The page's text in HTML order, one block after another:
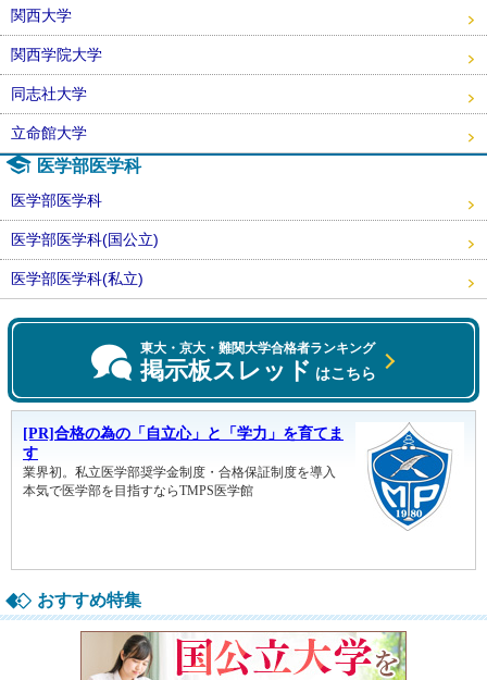
関西大学
関西学院大学
同志社大学
立命館大学
医学部医学科
医学部医学科
医学部医学科(国公立)
医学部医学科(私立)
東大・京大・難関大学合格者ランキング
掲示板スレッド はこちら
おすすめ特集